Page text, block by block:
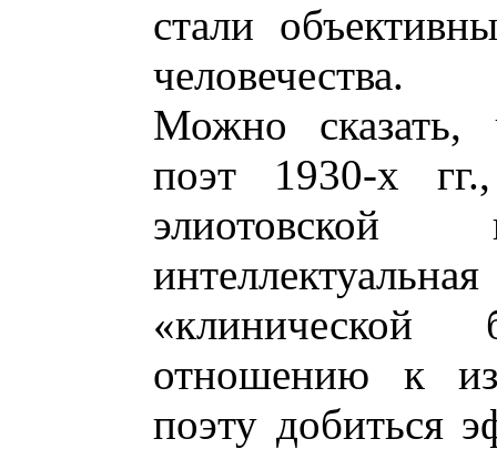
стали
человечества.
Можно сказать,
поэт 1930-х
элиотовской
«клинической
отношению к
поэту добиться